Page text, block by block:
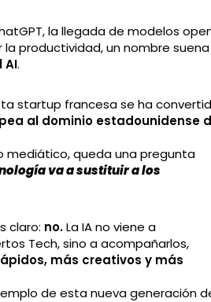
la llegada de modelos
la productividad, un nombre suena
AI.
startup francesa se ha
al dominio estadounidense
mediático, queda una pregunta
va a sustituir a los
claro: no.La IA no viene a
Tech, sino a acompañarlos,
más creativos y más
de esta nueva generación